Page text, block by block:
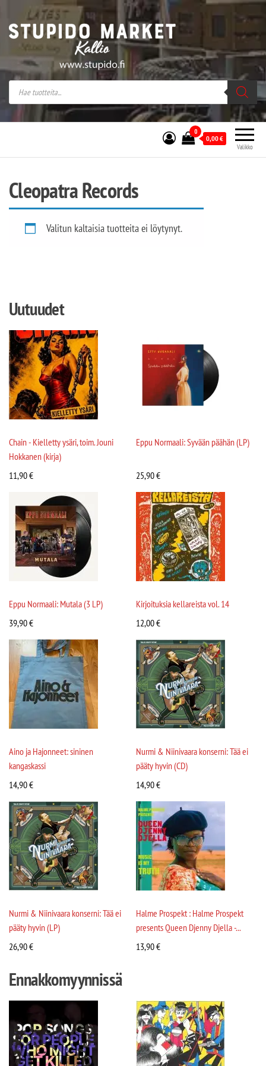
Stupido Market – verkossa ja kivijalassa
Stupido Market on vaihtoehtomusaan
erikoistunut verkko- sekä
kivijalkakauppa Helsingissä Kallion
sydämessä.
Valikko
0
0,00€
Cleopatra Records
Valitun kaltaisia tuotteita ei löytynyt.
Uutuudet
Chain - Kielletty ysäri, toim. Jouni
Hokkanen (kirja)
11,90€
Eppu Normaali: Syvään päähän (LP)
25,90€
Eppu Normaali: Mutala (3 LP)
39,90€
Kirjoituksia kellareista vol. 14
12,00€
Aino ja Hajonneet: sininen
kangaskassi
14,90€
Nurmi & Niinivaara konserni: Tää ei
pääty hyvin (CD)
14,90€
Nurmi & Niinivaara konserni: Tää ei
pääty hyvin (LP)
26,90€
Halme Prospekt : Halme Prospekt
presents Queen Djenny Djella -...
13,90€
Ennakkomyynnissä